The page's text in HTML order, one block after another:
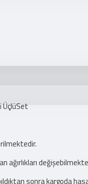
ÜçlüSet
ağırlıkları
sonra kargoda